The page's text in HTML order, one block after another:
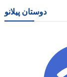
دوستان پیلانو